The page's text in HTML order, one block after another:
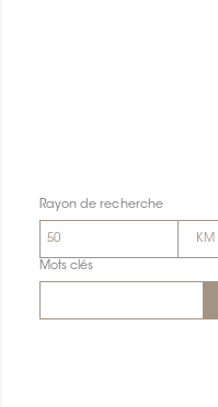
Rayon de recherche
Mots clés